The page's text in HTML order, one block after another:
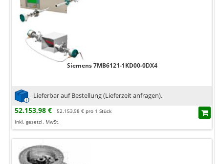
Siemens 7MB6121-1KD00-0DX4
Lieferbar auf Bestellung (Lieferzeit anfragen).
52.153,98 €
52.153,98 € pro 1 Stück
inkl. gesetzl. MwSt.